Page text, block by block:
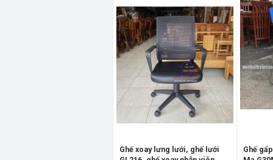
Ghế xoay lưng lưới, ghế lưới
Ghế